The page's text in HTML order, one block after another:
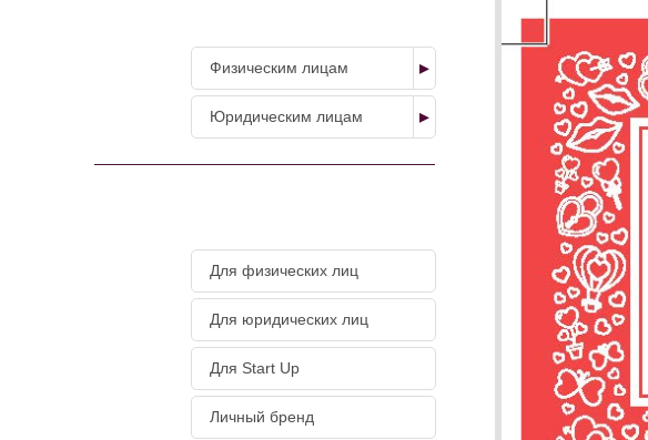
Физическим лицам
Юридическим лицам
Для физических лиц
Для юридических лиц
Для Start Up
Личный бренд